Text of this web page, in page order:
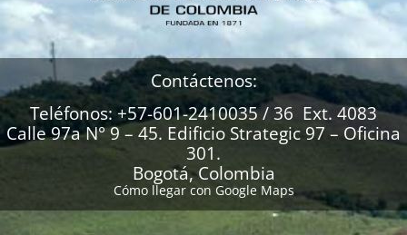
Contáctenos:
Teléfonos: +57-601-2410035 / 36 Ext. 4083
Calle 97a N° 9 – 45. Edificio Strategic 97 – Oficina
301.
Bogotá, Colombia
Cómo llegar con Google Maps